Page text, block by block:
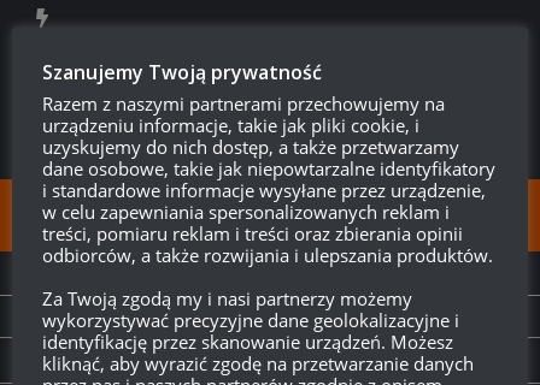
FOLLOW:
Konwój – atrybuty nowego trybu
PREVIOUS STORY
Szanujemy Twoją prywatność
Razem z naszymi partnerami przechowujemy na
urządzeniu informacje, takie jak pliki cookie, i
uzyskujemy do nich dostęp, a także przetwarzamy
dane osobowe, takie jak niepowtarzalne identyfikatory
i standardowe informacje wysyłane przez urządzenie,
w celu zapewniania spersonalizowanych reklam i
treści, pomiaru reklam i treści oraz zbierania opinii
odbiorców, a także rozwijania i ulepszania produktów.
Za Twoją zgodą my i nasi partnerzy możemy
wykorzystywać precyzyjne dane geolokalizacyjne i
identyfikację przez skanowanie urządzeń. Możesz
kliknąć, aby wyrazić zgodę na przetwarzanie danych